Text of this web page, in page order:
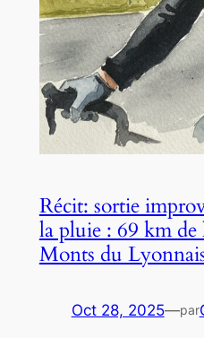
Récit: sortie
la pluie : 69 km de
Monts du
Oct 28, 2025—par